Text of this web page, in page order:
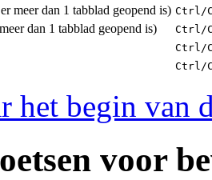
meer dan 1 tabblad geopend is) Ctrl/
dan 1 tabblad geopend is) Ctrl/
Ctrl/
Ctrl/
het begin van
voor